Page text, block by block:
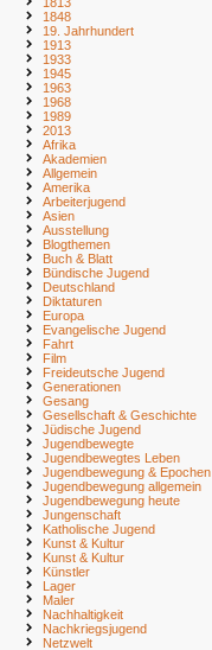
1848
19. Jahrhundert
1913
1933
1945
1963
1968
1989
2013
Afrika
Akademien
Allgemein
Amerika
Arbeiterjugend
Asien
Ausstellung
Blogthemen
Buch & Blatt
Bündische Jugend
Deutschland
Diktaturen
Europa
Evangelische Jugend
Fahrt
Film
Freideutsche Jugend
Generationen
Gesang
Gesellschaft & Geschichte
Jüdische Jugend
Jugendbewegte
Jugendbewegtes Leben
Jugendbewegung & Epochen
Jugendbewegung allgemein
Jugendbewegung heute
Jungenschaft
Katholische Jugend
Kunst & Kultur
Kunst & Kultur
Künstler
Lager
Maler
Nachhaltigkeit
Nachkriegsjugend
Netzwelt